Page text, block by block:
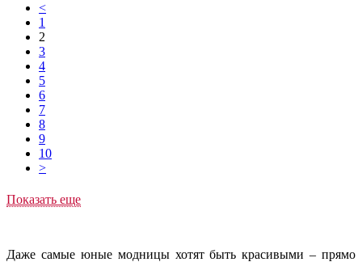
<
1
2
3
4
5
6
7
8
9
10
>
Показать еще
Даже самые юные модницы хотят быть красивыми – прямо